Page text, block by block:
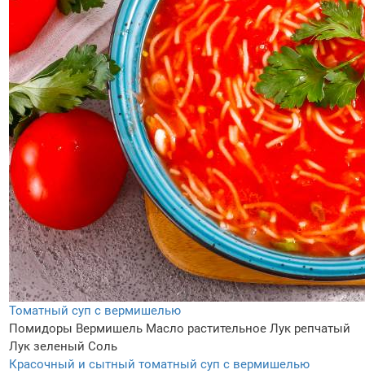
Томатный суп с вермишелью
Помидоры Вермишель Масло растительное Лук репчатый
Лук зеленый Соль
Красочный и сытный томатный суп с вермишелью